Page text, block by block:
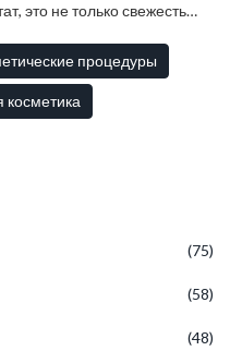
это не только свежесть
процедуры
косметика
(75)
(58)
(48)